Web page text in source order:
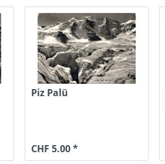
Piz Palü
CHF 5.00 *